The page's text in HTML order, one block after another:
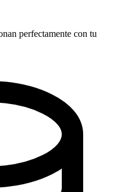
perfectamente con tu